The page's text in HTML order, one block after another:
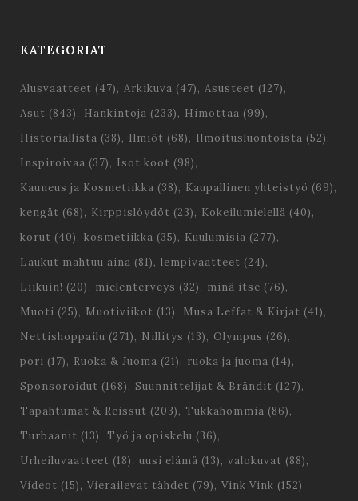
KATEGORIAT
Alusvaatteet (47) Arkikuva (47) Asusteet (127)
Asut (843) Hankintoja (233) Himottaa (99)
Historiallista (38) Ilmiöt (68) Ilmoitusluontoista (52)
Inspiroivaa (37) Isot koot (98)
Kauneus ja Kosmetiikka (38) Kaupallinen yhteistyö (69)
kengät (68) Kirppislöydöt (23) Kokeilumielellä (40)
korut (40) kosmetiikka (35) Kuulumisia (277)
Laukut mahtuu aina (81) lempivaatteet (24)
Liikuin! (20) mielenterveys (32) minä itse (76)
Muoti (25) Muotiviikot (13) Musa Leffat & Kirjat (41)
Nettishoppailu (271) Nillitys (13) Olympus (26)
pori (17) Ruoka & Juoma (21) ruoka ja juoma (14)
Sponsoroidut (168) Suunnittelijat & Brändit (127)
Tapahtumat & Reissut (203) Tukkahommia (86)
Turbaanit (13) Työ ja opiskelu (36)
Urheiluvaatteet (18) uusi elämä (13) valokuvat (88)
Videot (15) Vierailevat tähdet (79) Vink Vink (152)